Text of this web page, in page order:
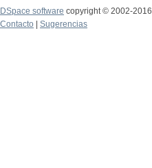
DSpace software copyright © 2002-2016
Contacto
Sugerencias